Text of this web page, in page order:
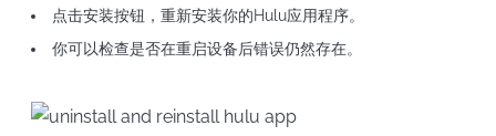
点击安装按钮，重新安装你的Hulu应用程序。
你可以检查是否在重启设备后错误仍然存在。